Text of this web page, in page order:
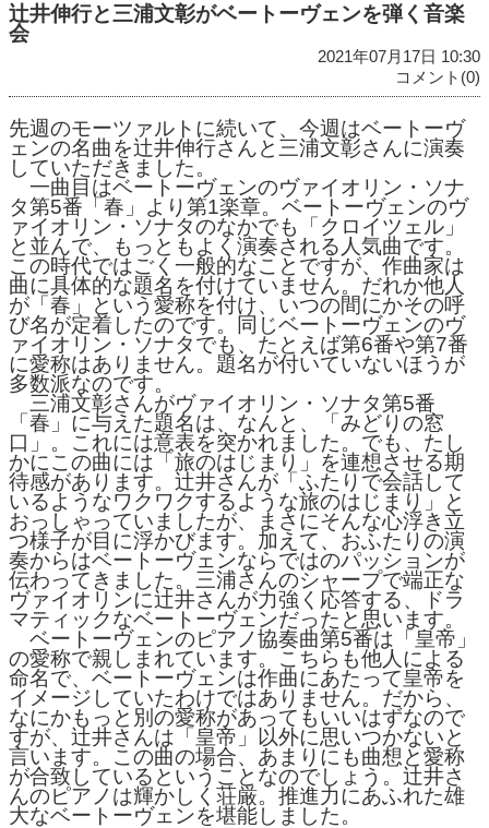
辻井伸行と三浦文彰がベートーヴェンを弾く音楽
会
2021年07月17日 10:30
コメント(0)
先週のモーツァルトに続いて、今週はベートーヴ
ェンの名曲を辻井伸行さんと三浦文彰さんに演奏
していただきました。
一曲目はベートーヴェンのヴァイオリン・ソナ
タ第5番「春」より第1楽章。ベートーヴェンのヴ
ァイオリン・ソナタのなかでも「クロイツェル」
と並んで、もっともよく演奏される人気曲です。
この時代ではごく一般的なことですが、作曲家は
曲に具体的な題名を付けていません。だれか他人
が「春」という愛称を付け、いつの間にかその呼
び名が定着したのです。同じベートーヴェンのヴ
ァイオリン・ソナタでも、たとえば第6番や第7番
に愛称はありません。題名が付いていないほうが
多数派なのです。
三浦文彰さんがヴァイオリン・ソナタ第5番
「春」に与えた題名は、なんと、「みどりの窓
口」。これには意表を突かれました。でも、たし
かにこの曲には「旅のはじまり」を連想させる期
待感があります。辻井さんが「ふたりで会話して
いるようなワクワクするような旅のはじまり」と
おっしゃっていましたが、まさにそんな心浮き立
つ様子が目に浮かびます。加えて、おふたりの演
奏からはベートーヴェンならではのパッションが
伝わってきました。三浦さんのシャープで端正な
ヴァイオリンに辻井さんが力強く応答する、ドラ
マティックなベートーヴェンだったと思います。
ベートーヴェンのピアノ協奏曲第5番は「皇帝」
の愛称で親しまれています。こちらも他人による
命名で、ベートーヴェンは作曲にあたって皇帝を
イメージしていたわけではありません。だから、
なにかもっと別の愛称があってもいいはずなので
すが、辻井さんは「皇帝」以外に思いつかないと
言います。この曲の場合、あまりにも曲想と愛称
が合致しているということなのでしょう。辻井さ
んのピアノは輝かしく荘厳。推進力にあふれた雄
大なベートーヴェンを堪能しました。